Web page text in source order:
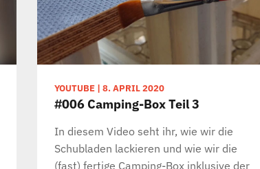
YOUTUBE | 8. APRIL 2020
#006 Camping-Box Teil 3
In diesem Video seht ihr, wie wir die
Schubladen lackieren und wie wir die
(fast) fertige Camping-Box inklusive der